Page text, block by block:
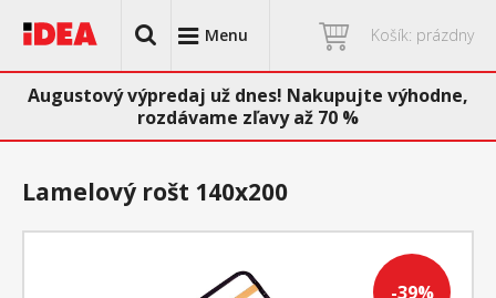
Menu Košík: prázdny
Augustový výpredaj už dnes! Nakupujte výhodne,
rozdávame zľavy až 70 %
-39%
Lamelový rošt 140x200